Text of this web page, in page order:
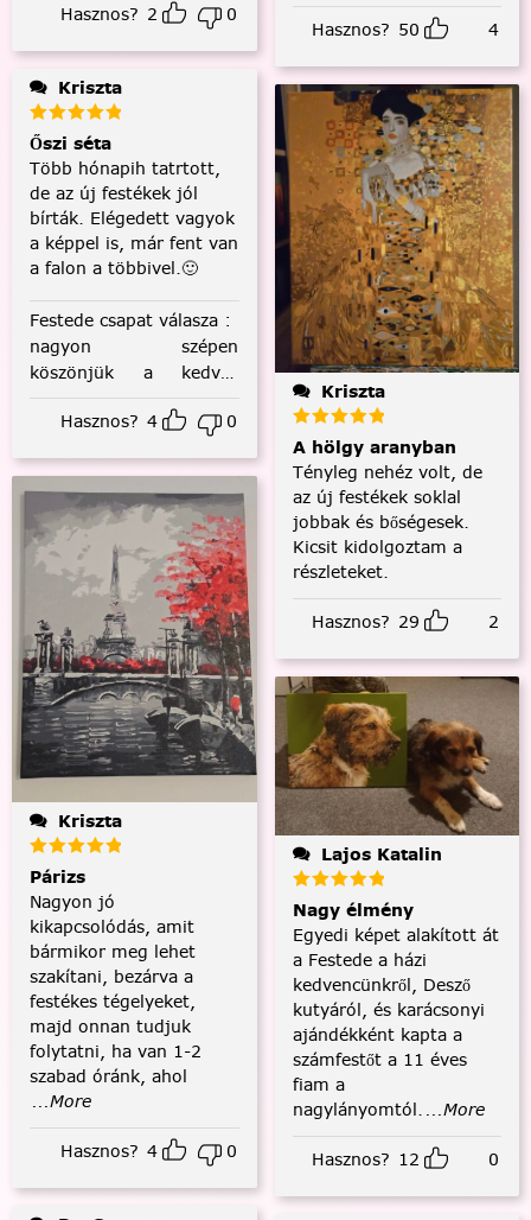
Hasznos? 2 0
Kriszta
Őszi séta
Több hónapih tatrtott,
de az új festékek jól
bírták. Elégedett vagyok
a képpel is, már fent van
a falon a többivel.🙂
Festede csapat válasza :
nagyon szépen
köszönjük a kedves
visszajelzést! :)
Hasznos? 4 0
Kriszta
Párizs
Nagyon jó
kikapcsolódás, amit
bármikor meg lehet
szakítani, bezárva a
festékes tégelyeket,
majd onnan tudjuk
folytatni, ha van 1-2
szabad óránk, ahol
...More
Hasznos? 4 0
Hasznos? 50 4
Kriszta
A hölgy aranyban
Tényleg nehéz volt, de
az új festékek soklal
jobbak és bőségesek.
Kicsit kidolgoztam a
részleteket.
Hasznos? 29 2
Lajos Katalin
Nagy élmény
Egyedi képet alakított át
a Festede a házi
kedvencünkről, Desző
kutyáról, és karácsonyi
ajándékként kapta a
számfestőt a 11 éves
fiam a
nagylányomtól. ...More
Hasznos? 12 0